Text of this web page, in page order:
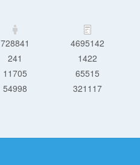
728841
4695142
241
1422
11705
65515
54998 321117